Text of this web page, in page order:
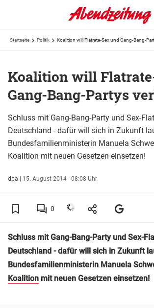
Startseite Politik Koalition will Flatrate-Sex und Gang-Bang-
Koalition will
Gang-Bang-Partys
Schluss mit Gang-Bang-Party und Sex-
Deutschland - dafür will sich in Zukunft
Bundesfamilienministerin Manuela
Koalition mit neuen Gesetzen einsetzen!
dpa | 15. August 2014 - 08:08 Uhr
0
Schluss mit Gang-Bang-Party und Sex-
Deutschland - dafür will sich in Zukunft
Bundesfamilienministerin Manuela
Koalition mit neuen Gesetzen einsetzen!